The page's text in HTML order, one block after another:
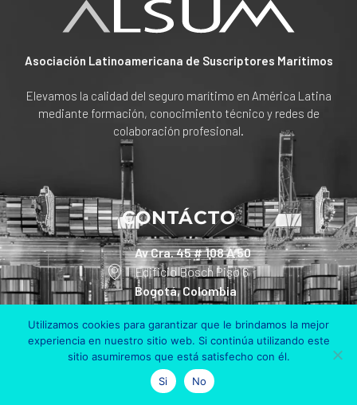
Asociación Latinoamericana de Suscriptores Marítimos
Elevamos la calidad del seguro marítimo en América Latina
mediante formación, conocimiento técnico y redes de
colaboración profesional.
CONTÁCTO
Av Cra. 45 # 108 A 50
Edificio Bosch Piso 6
Bogotá, Colombia
+57 311 801 90 30
info@alsum.co
Utilizamos cookies para garantizar que le brindamos la mejor
experiencia en nuestro sitio web. Si continúa utilizando este
sitio asumiremos que está satisfecho con él.
Si
No